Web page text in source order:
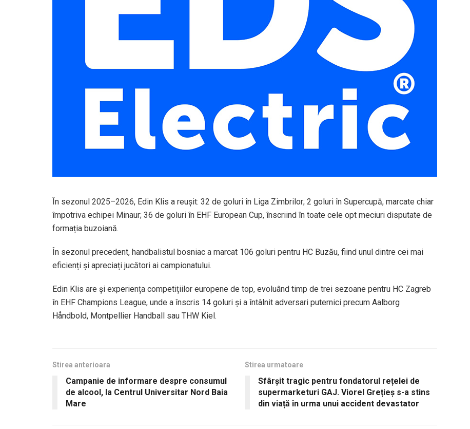
În sezonul 2025–2026, Edin Klis a reușit: 32 de goluri în Liga Zimbrilor; 2 goluri în Supercupă, marcate chiar
împotriva echipei Minaur; 36 de goluri în EHF European Cup, înscriind în toate cele opt meciuri disputate de
formația buzoiană.
În sezonul precedent, handbalistul bosniac a marcat 106 goluri pentru HC Buzău, fiind unul dintre cei mai
eficienți și apreciați jucători ai campionatului.
Edin Klis are și experiența competițiilor europene de top, evoluând timp de trei sezoane pentru HC Zagreb
în EHF Champions League, unde a înscris 14 goluri și a întâlnit adversari puternici precum Aalborg
Håndbold, Montpellier Handball sau THW Kiel.
Stirea anterioara
Campanie de informare despre consumul
de alcool, la Centrul Universitar Nord Baia
Mare
Stirea urmatoare
Sfârșit tragic pentru fondatorul rețelei de
supermarketuri GAJ. Viorel Grețieș s-a stins
din viață în urma unui accident devastator